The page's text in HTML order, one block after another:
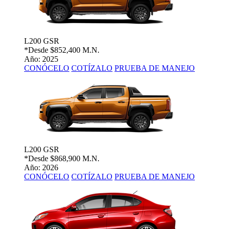
L200 GSR
*Desde $852,400 M.N.
Año: 2025
CONÓCELO COTÍZALO PRUEBA DE MANEJO
L200 GSR
*Desde $868,900 M.N.
Año: 2026
CONÓCELO COTÍZALO PRUEBA DE MANEJO